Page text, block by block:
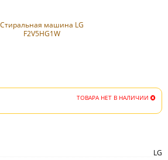
ТОВАРА НЕТ В НАЛИЧИИ
LG